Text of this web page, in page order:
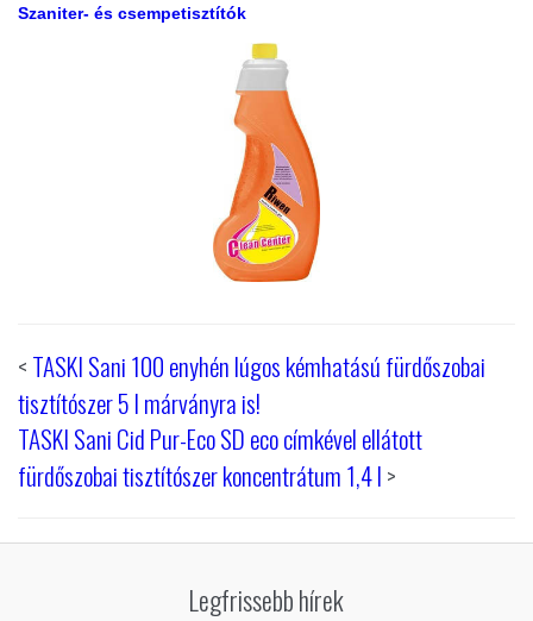
Szaniter- és csempetisztítók
<TASKI Sani 100 enyhén lúgos kémhatású fürdőszobai
tisztítószer 5 l márványra is!
TASKI Sani Cid Pur-Eco SD eco címkével ellátott
fürdőszobai tisztítószer koncentrátum 1,4 l>
Legfrissebb hírek